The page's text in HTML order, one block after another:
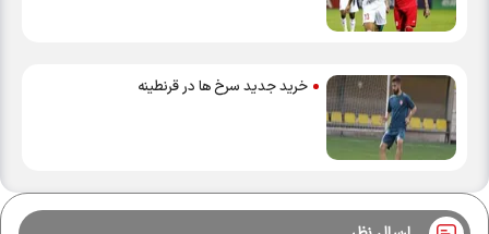
خرید جدید سرخ ها در قرنطینه